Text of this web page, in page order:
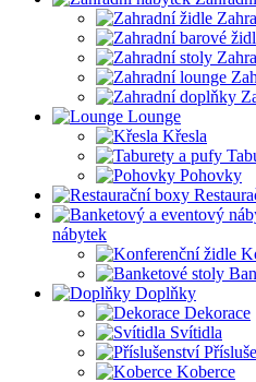
Lounge
Křesla
Pohovky
nábytek
Doplňky
Dekorace
Svítidla
Koberce